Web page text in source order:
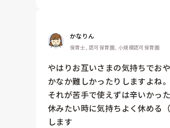
かなりん
保育士, 認可保育園, 小規模認可保育園
やはりお互いさまの気持ちでお
かなか難しかったりしますよね。
それが苦手で使えずは辛いかった
休みたい時に気持ちよく休める
します